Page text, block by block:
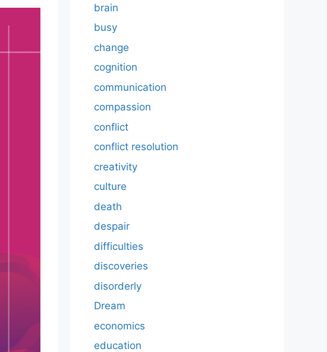
brain
busy
change
cognition
communication
compassion
conflict
conflict resolution
creativity
culture
death
despair
difficulties
discoveries
disorderly
Dream
economics
education